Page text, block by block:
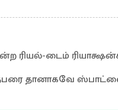
ரியல்-டைம்
நபரை தானாகவே